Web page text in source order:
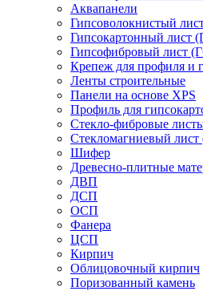
Аквапанели
Гипсоволокнистый
Гипсокартонный лист
Гипсофибровый лист
Крепеж для профиля и
Ленты строительные
Панели на основе XPS
Профиль для
Стекло-фибровые
Стекломагниевый
Шифер
Древесно-плитные
ДВП
ДСП
ОСП
Фанера
ЦСП
Кирпич
Облицовочный кирпич
Поризованный камень